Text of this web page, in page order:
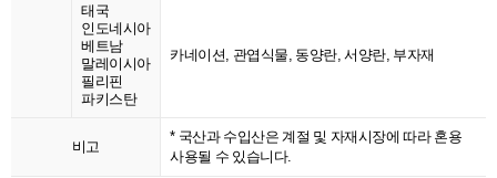
태국
인도네시아
베트남
말레이시아
필리핀
파키스탄
카네이션, 관엽식물, 동양란, 서양란, 부자재
비고
* 국산과 수입산은 계절 및 자재시장에 따라 혼용
사용될 수 있습니다.